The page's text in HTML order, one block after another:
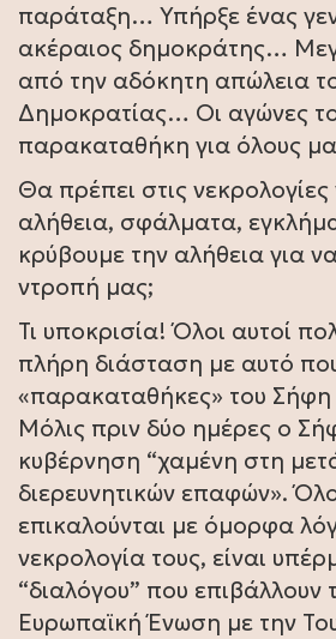
παράταξη… Υπήρξε ένας
ακέραιος δημοκράτης…
από την αδόκητη απώλεια
Δημοκρατίας… Οι αγώνες
παρακαταθήκη για όλους
Θα πρέπει στις
αλήθεια, σφάλματα,
κρύβουμε την αλήθεια για
ντροπή μας;
Τι υποκρισία! Όλοι αυτοί
πλήρη διάσταση με αυτό
«παρακαταθήκες» του
Μόλις πριν δύο ημέρες ο
κυβέρνηση “χαμένη στη
διερευνητικών επαφών».
επικαλούνται με όμορφα
νεκρολογία τους, είναι
“διαλόγου” που επιβάλλουν
Ευρωπαϊκή Ένωση με την